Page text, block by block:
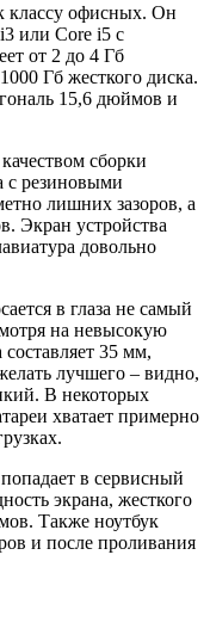
классу офисных. Он
или Core i5 с
от 2 до 4 Гб
Гб жесткого диска.
15,6 дюймов и
сборки
с резиновыми
лишних зазоров, а
Экран устройства
довольно
в глаза не самый
на невысокую
35 мм,
лучшего – видно,
В некоторых
хватает примерно
в сервисный
экрана, жесткого
Также ноутбук
и после проливания